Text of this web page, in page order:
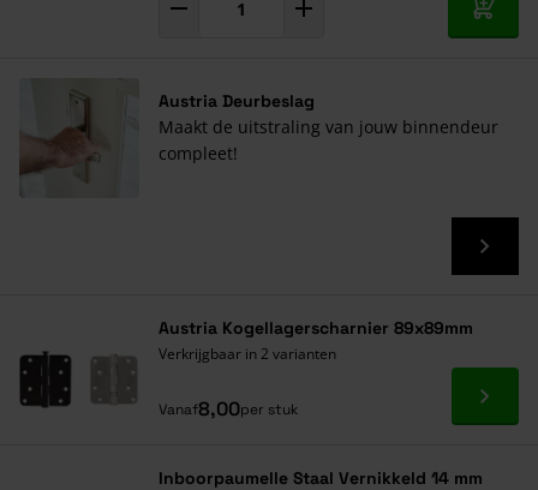
In
Austria Deurbeslag
Maakt de uitstraling van jouw binnendeur
compleet!
Austria Kogellagerscharnier 89x89mm
Verkrijgbaar in 2 varianten
Vanaf8,00per stuk Ga
Inboorpaumelle Staal Vernikkeld 14 mm